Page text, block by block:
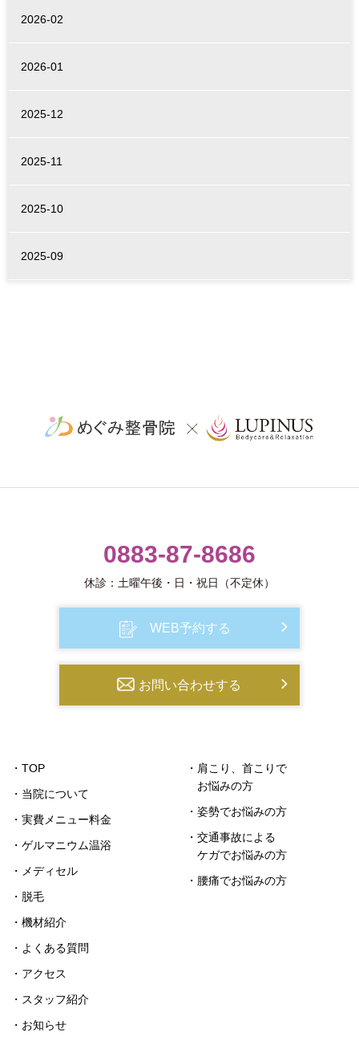
2026-02
2026-01
2025-12
2025-11
2025-10
2025-09
0883-87-8686
休診：土曜午後・日・祝日（不定休）
WEB予約する
お問い合わせする
・TOP
・当院について
・実費メニュー料金
・ゲルマニウム温浴
・メディセル
・脱毛
・機材紹介
・肩こり、首こりで
お悩みの方
・姿勢でお悩みの方
・交通事故による
ケガでお悩みの方
・腰痛でお悩みの方
・よくある質問
・アクセス
・スタッフ紹介
・お知らせ